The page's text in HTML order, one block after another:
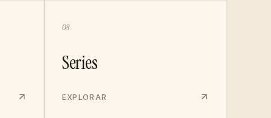
08
Series
EXPLORAR